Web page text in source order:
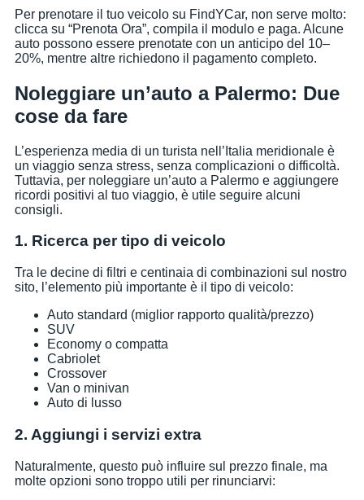
Per prenotare il tuo veicolo su FindYCar, non serve molto:
clicca su “Prenota Ora”, compila il modulo e paga. Alcune
auto possono essere prenotate con un anticipo del 10–
20%, mentre altre richiedono il pagamento completo.
Noleggiare un’auto a Palermo: Due
cose da fare
L’esperienza media di un turista nell’Italia meridionale è
un viaggio senza stress, senza complicazioni o difficoltà.
Tuttavia, per noleggiare un’auto a Palermo e aggiungere
ricordi positivi al tuo viaggio, è utile seguire alcuni
consigli.
1. Ricerca per tipo di veicolo
Tra le decine di filtri e centinaia di combinazioni sul nostro
sito, l’elemento più importante è il tipo di veicolo:
Auto standard (miglior rapporto qualità/prezzo)
SUV
Economy o compatta
Cabriolet
Crossover
Van o minivan
Auto di lusso
2. Aggiungi i servizi extra
Naturalmente, questo può influire sul prezzo finale, ma
molte opzioni sono troppo utili per rinunciarvi: